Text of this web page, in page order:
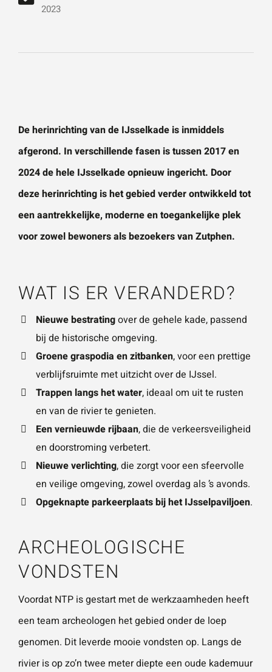
Wat is 5 + 5?*
AG
2023
De herinrichting van de IJsselkade is inmiddels
afgerond. In verschillende fasen is tussen 2017 en
2024 de hele IJsselkade opnieuw ingericht. Door
deze herinrichting is het gebied verder ontwikkeld tot
een aantrekkelijke, moderne en toegankelijke plek
voor zowel bewoners als bezoekers vanZutphen.
WAT IS ER VERANDERD?
Nieuwe bestratingover de gehele kade, passend
bij de historische omgeving.
Groene graspodia en zitbanken, voor een prettige
verblijfsruimte met uitzicht over de IJssel.
Trappen langs het water, ideaal om uit te rusten
en van de rivier te genieten.
Een vernieuwde rijbaan, die de verkeersveiligheid
en doorstroming verbetert.
Nieuwe verlichting, die zorgt voor een sfeervolle
en veilige omgeving, zowel overdag als ’s avonds.
Opgeknapte parkeerplaats bij het IJsselpaviljoen.
ARCHEOLOGISCHE
VONDSTEN
Voordat NTP is gestart met de werkzaamheden heeft
een team archeologen het gebied onder de loep
genomen. Dit leverde mooie vondsten op. Langs de
rivier is op zo’n twee meter diepte een oude kademuur